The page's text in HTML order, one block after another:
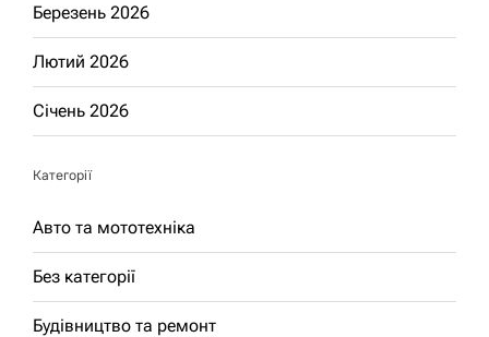
Березень 2026
Лютий 2026
Січень 2026
Категорії
Авто та мототехніка
Без категорії
Будівництво та ремонт